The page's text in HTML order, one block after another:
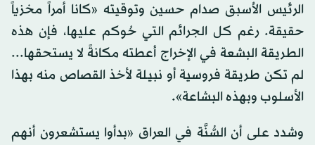
الرئيس الأسبق صدام حسين وتوقيته «كانا أمراً مخزياً
حقيقة. رغم كل الجرائم التي حُوكم عليها، فإن هذه
الطريقة البشعة في الإخراج أعطته مكانةً لا يستحقها...
لم تكن طريقة فروسية أو نبيلة لأخذ القصاص منه بهذا
الأسلوب وبهذه البشاعة».
وشدد على أن السُّنَّة في العراق «بدأوا يستشعرون أنهم